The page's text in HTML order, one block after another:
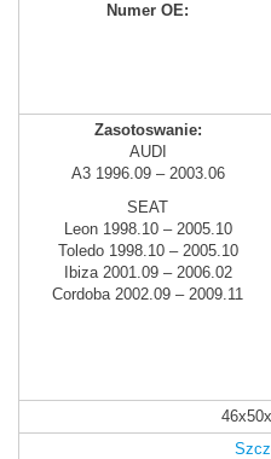
AUDI
A3 1996.09 – 2003.06
SEAT
Leon 1998.10 – 2005.10
Toledo 1998.10 – 2005.10
Ibiza 2001.09 – 2006.02
Cordoba 2002.09 – 2009.11